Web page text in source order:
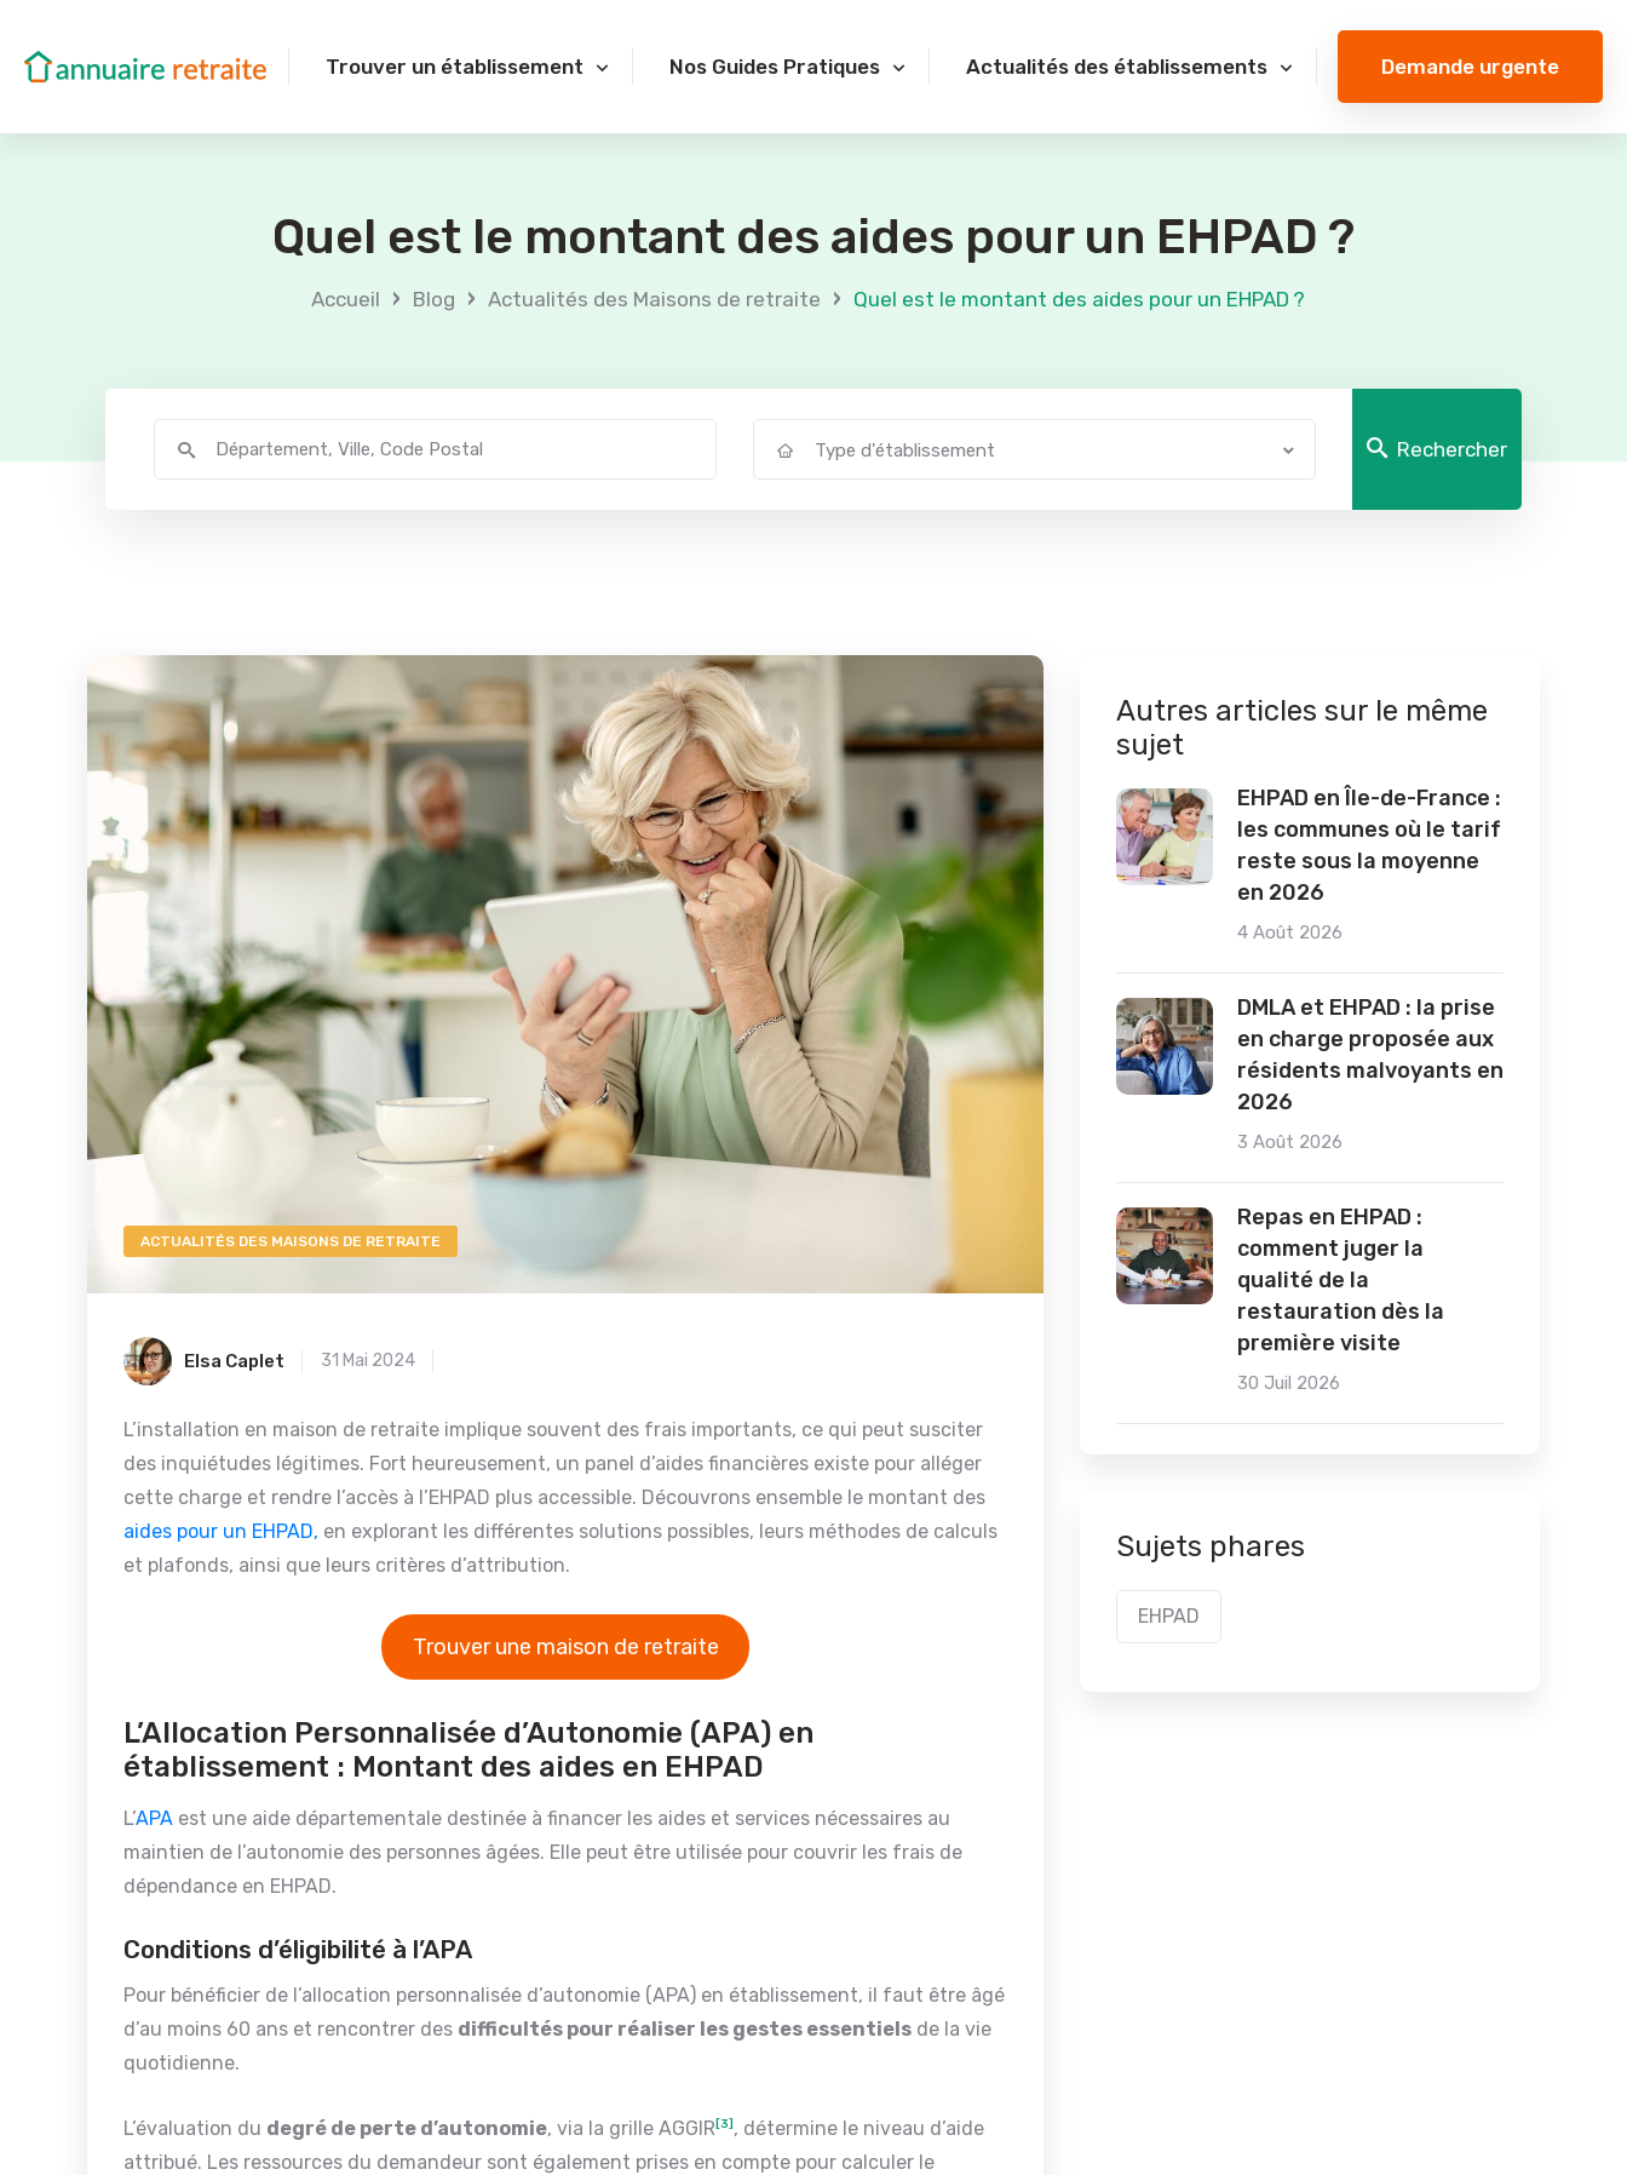
Trouver un établissement Nos Guides Pratiques Actualités des établissements Demande urgente
Quel est le montant des aides pour un EHPAD ?
Accueil › Blog › Actualités des Maisons de retraite › Quel est le montant des aides pour un EHPAD ?
Type d'établissement Rechercher
ACTUALITÉS DES MAISONS DE RETRAITE
Elsa Caplet 31 Mai 2024
L’installation en maison de retraite implique souvent des frais importants, ce qui peut susciter
des inquiétudes légitimes. Fort heureusement, un panel d’aides financières existe pour alléger
cette charge et rendre l’accès à l’EHPAD plus accessible. Découvrons ensemble le montant des
aides pour un EHPAD, en explorant les différentes solutions possibles, leurs méthodes de calculs
et plafonds, ainsi que leurs critères d’attribution.
Trouver une maison de retraite
L’Allocation Personnalisée d’Autonomie (APA) en
établissement : Montant des aides en EHPAD
L’APA est une aide départementale destinée à financer les aides et services nécessaires au
maintien de l’autonomie des personnes âgées. Elle peut être utilisée pour couvrir les frais de
dépendance en EHPAD.
Conditions d’éligibilité à l’APA
Pour bénéficier de l’allocation personnalisée d’autonomie (APA) en établissement, il faut être âgé
d’au moins 60 ans et rencontrer des difficultés pour réaliser les gestes essentiels de la vie
quotidienne.
L’évaluation du degré de perte d’autonomie, via la grille AGGIR [3] , détermine le niveau d’aide
attribué. Les ressources du demandeur sont également prises en compte pour calculer le
Autres articles sur le même
sujet
EHPAD en Île-de-France :
les communes où le tarif
reste sous la moyenne
en 2026
4 Août 2026
DMLA et EHPAD : la prise
en charge proposée aux
résidents malvoyants en
2026
3 Août 2026
Repas en EHPAD :
comment juger la
qualité de la
restauration dès la
première visite
30 Juil 2026
Sujets phares
EHPAD